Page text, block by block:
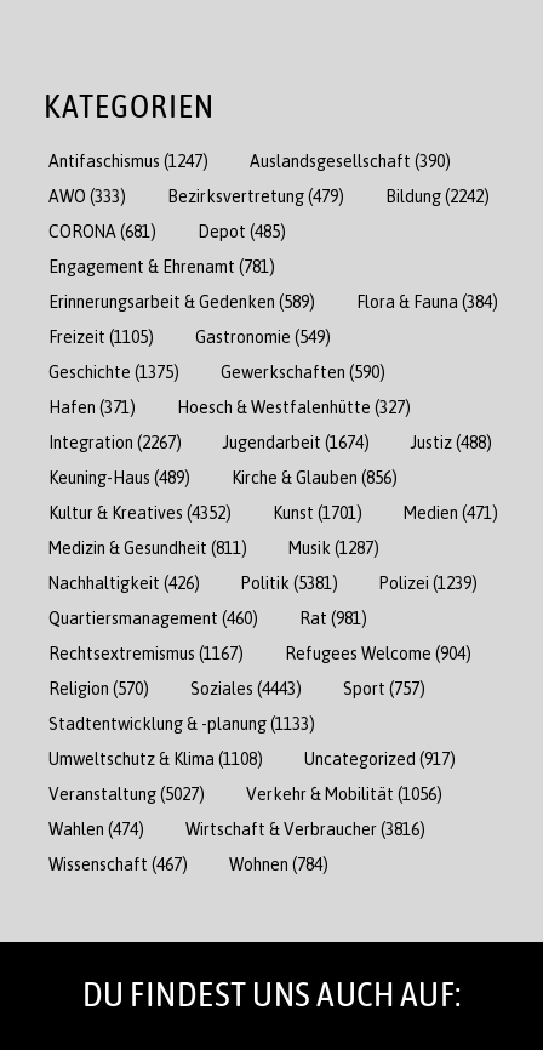
KATEGORIEN
Antifaschismus (1247) Auslandsgesellschaft (390)
AWO (333) Bezirksvertretung(479) Bildung(2242)
CORONA (681) Depot (485)
Engagement & Ehrenamt (781)
Erinnerungsarbeit & Gedenken (589) Flora & Fauna (384)
Freizeit (1105) Gastronomie (549)
Geschichte (1375) Gewerkschaften (590)
Hafen (371) Hoesch & Westfalenhütte (327)
Integration (2267) Jugendarbeit (1674) Justiz(488)
Keuning-Haus (489) Kirche & Glauben (856)
Kultur & Kreatives (4352) Kunst (1701) Medien (471)
Medizin & Gesundheit (811) Musik (1287)
Nachhaltigkeit (426) Politik (5381) Polizei (1239)
Quartiersmanagement (460) Rat (981)
Rechtsextremismus (1167) Refugees Welcome (904)
Religion (570) Soziales (4443) Sport (757)
Stadtentwicklung & -planung(1133)
Umweltschutz & Klima (1108) Uncategorized (917)
Veranstaltung(5027) Verkehr & Mobilität (1056)
Wahlen (474) Wirtschaft & Verbraucher(3816)
Wissenschaft (467) Wohnen (784)
DU FINDEST UNS AUCH AUF: